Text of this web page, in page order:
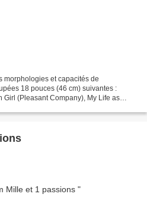
morphologies et capacités de
18 pouces (46 cm) suivantes :
Girl (Pleasant Company), My Life as